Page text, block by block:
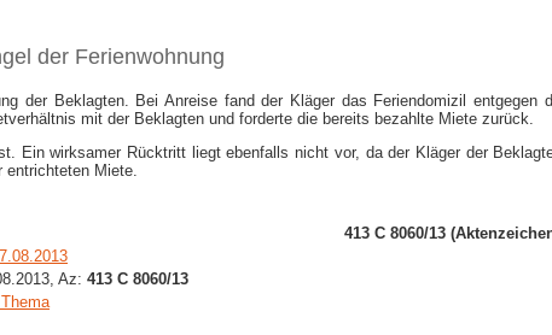
der Ferienwohnung
der Beklagten. Bei Anreise fand der Kläger das Feriendomizil
mit der Beklagten und forderte die bereits bezahlte Miete zurück.
Ein wirksamer Rücktritt liegt ebenfalls nicht vor, da der Kläger der
Miete.
413 C 8060/13
Az: 413 C 8060/13